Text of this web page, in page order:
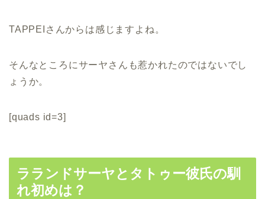
TAPPEIさんからは感じますよね。
そんなところにサーヤさんも惹かれたのではないでし
ょうか。
[quads id=3]
ラランドサーヤとタトゥー彼氏の馴
れ初めは？